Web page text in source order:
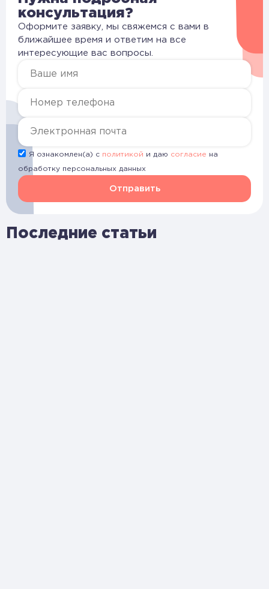
Последние статьи
консультация?
Оформите заявку, мы свяжемся с вами в
ближайшее время и ответим на все
интересующие вас вопросы.
Я ознакомлен(а) с политикой и даю согласие на
обработку персональных данных
Отправить